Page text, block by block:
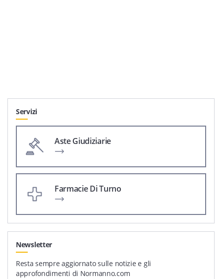
Servizi
Aste Giudiziarie
Farmacie Di Turno
Newsletter
Resta sempre aggiornato sulle notizie e gli
approfondimenti di Normanno.com